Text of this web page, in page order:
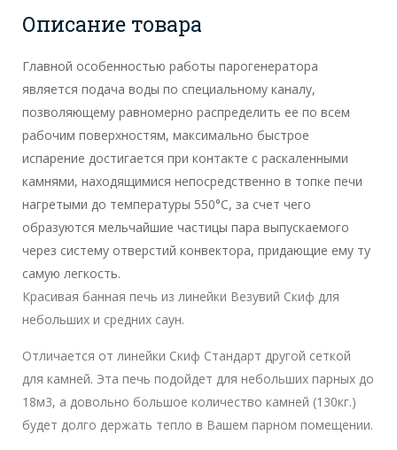
Описание товара
Главной особенностью работы парогенератора
является подача воды по специальному каналу,
позволяющему равномерно распределить ее по всем
рабочим поверхностям, максимально быстрое
испарение достигается при контакте с раскаленными
камнями, находящимися непосредственно в топке печи
нагретыми до температуры 550°С, за счет чего
образуются мельчайшие частицы пара выпускаемого
через систему отверстий конвектора, придающие ему ту
самую легкость.
Красивая банная печь из линейки Везувий Скиф для
небольших и средних саун.
Отличается от линейки Скиф Стандарт другой сеткой
для камней. Эта печь подойдет для небольших парных до
18м3, а довольно большое количество камней (130кг.)
будет долго держать тепло в Вашем парном помещении.